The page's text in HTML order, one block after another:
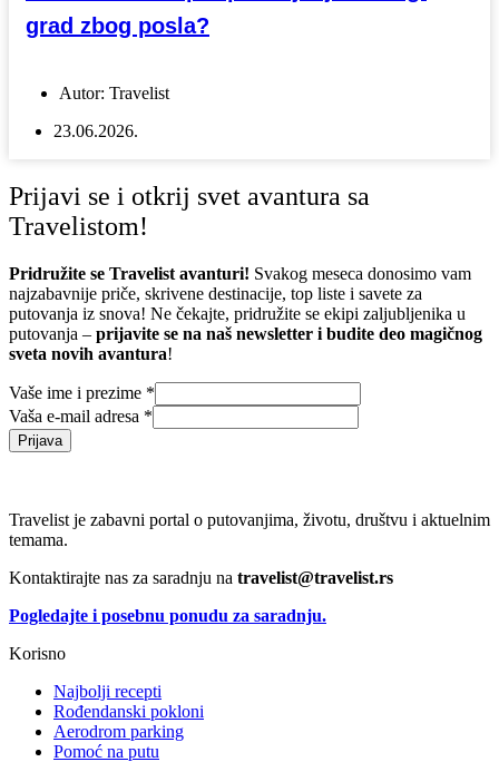
grad zbog posla?
Autor: Travelist
23.06.2026.
Prijavi se i otkrij svet avantura sa
Travelistom!
Pridružite se Travelist avanturi! Svakog meseca donosimo vam
najzabavnije priče, skrivene destinacije, top liste i savete za
putovanja iz snova! Ne čekajte, pridružite se ekipi zaljubljenika u
putovanja – prijavite se na naš newsletter i budite deo magičnog
sveta novih avantura!
Vaše ime i prezime *
Vaša e-mail adresa *
Prijava
Travelist je zabavni portal o putovanjima, životu, društvu i aktuelnim
temama.
Kontaktirajte nas za saradnju na travelist@travelist.rs
Pogledajte i posebnu ponudu za saradnju.
Korisno
Najbolji recepti
Rođendanski pokloni
Aerodrom parking
Pomoć na putu